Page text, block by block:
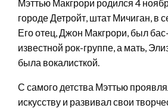
Мэттью Макгрори родился 4
городе Детройт, штат Мичиган, в
Его отец, Джон Макгрори, был
известной рок-группе, а мать,
была вокалисткой.
С самого детства Мэттью
искусству и развивал свои